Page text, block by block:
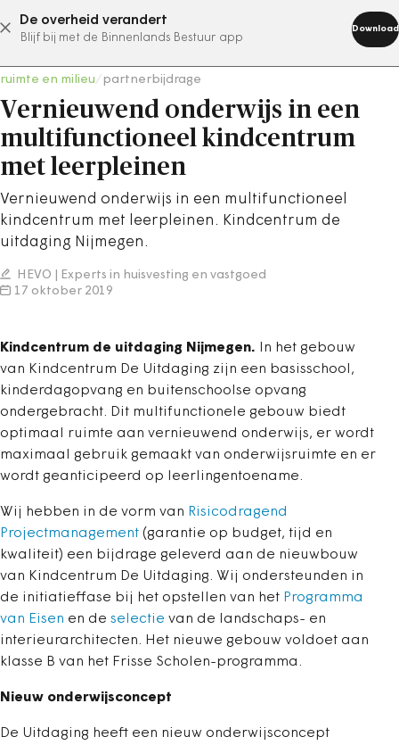
De overheid verandert
Blijf bij met de Binnenlands Bestuur app
Download
abonneer nu
ruimte en milieu partnerbijdrage
Vernieuwend onderwijs in een
multifunctioneel kindcentrum
met leerpleinen
Vernieuwend onderwijs in een multifunctioneel
kindcentrum met leerpleinen. Kindcentrum de
uitdaging Nijmegen.
HEVO | Experts in huisvesting en vastgoed
17 oktober 2019
Kindcentrum de uitdaging Nijmegen. In het gebouw
van Kindcentrum De Uitdaging zijn een basisschool,
kinderdagopvang en buitenschoolse opvang
ondergebracht. Dit multifunctionele gebouw biedt
optimaal ruimte aan vernieuwend onderwijs, er wordt
maximaal gebruik gemaakt van onderwijsruimte en er
wordt geanticipeerd op leerlingentoename.
Wij hebben in de vorm van Risicodragend
Projectmanagement (garantie op budget, tijd en
kwaliteit) een bijdrage geleverd aan de nieuwbouw
van Kindcentrum De Uitdaging. Wij ondersteunden in
de initiatieffase bij het opstellen van het Programma
van Eisen en de selectie van de landschaps- en
interieurarchitecten. Het nieuwe gebouw voldoet aan
klasse B van het Frisse Scholen-programma.
Nieuw onderwijsconcept
De Uitdaging heeft een nieuw onderwijsconcept